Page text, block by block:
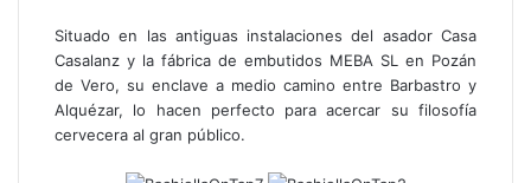
Situado en las antiguas instalaciones del asador Casa
Casalanz y la fábrica de embutidos MEBA SL en Pozán
de Vero, su enclave a medio camino entre Barbastro y
Alquézar, lo hacen perfecto para acercar su filosofía
cervecera al gran público.